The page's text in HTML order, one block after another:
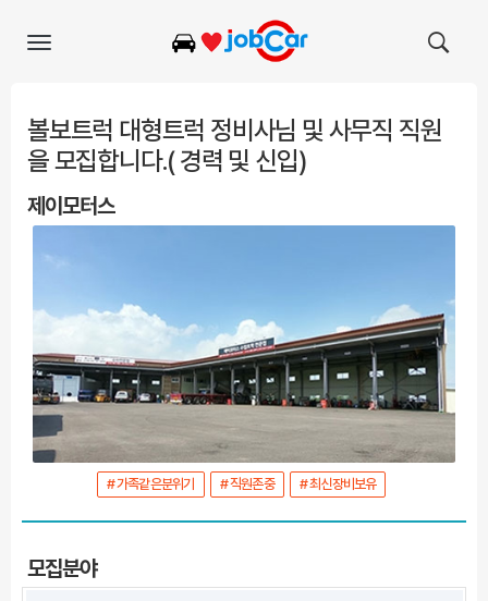
Toggle
navigation
볼보트럭 대형트럭 정비사님 및 사무직 직원
을 모집합니다.( 경력 및 신입)
제이모터스
# 가족같은분위기 # 직원존중 # 최신장비보유
모집분야